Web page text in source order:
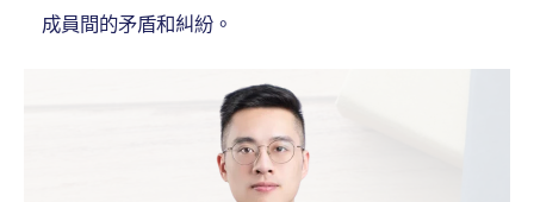
成員間的矛盾和糾紛。